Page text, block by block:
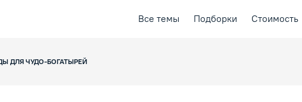
Все темы Подборки Стоимость
ДЛЯ ЧУДО-БОГАТЫРЕЙ